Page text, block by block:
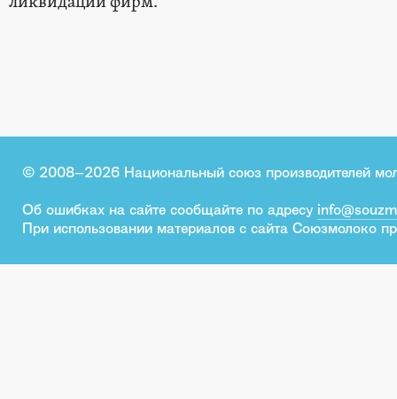
© 2008–2026 Национальный союз производителей
Об ошибках на сайте сообщайте по адресу
При использовании материалов с сайта Союзмолоко